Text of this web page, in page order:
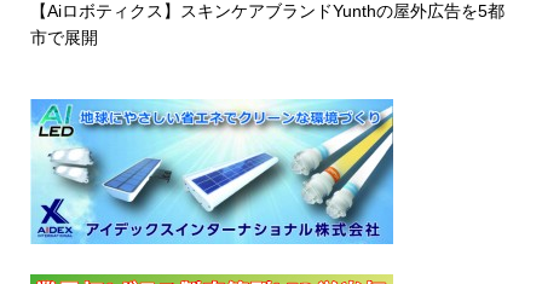
【Aiロボティクス】スキンケアブランドYunthの屋外広告を5都
市で展開